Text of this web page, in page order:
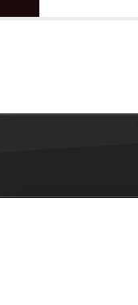
Philippe